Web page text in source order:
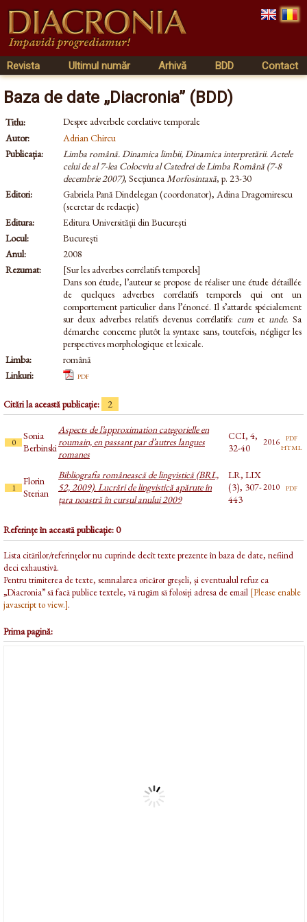
Revista Ultimul număr Arhivă BDD Contact
Baza de date „Diacronia” (BDD)
Titlu:
Despre adverbele corelative temporale
Autor:
Adrian Chircu
Publicația:
Limba română. Dinamica limbii, Dinamica interpretării. Actele
celui de al 7-lea Colocviu al Catedrei de Limba Română (7-8
decembrie 2007), SecțiuneaMorfosintaxă, p. 23-30
Editori:
Gabriela Pană Dindelegan (coordonator), Adina Dragomirescu
(secretar de redacție)
Editura:
Editura Universității din București
Locul:
București
Anul:
2008
Rezumat:
[Sur les adverbes corrélatifs temporels]
Dans son étude, l’auteur se propose de réaliser une étude détaillée
de quelques adverbes corrélatifs temporels qui ont un
comportement particulier dans l’énoncé. Il s’attarde spécialement
sur deux adverbes relatifs devenus corrélatifs: cum et unde. Sa
démarche concerne plutôt la syntaxe sans, toutefois, négliger les
perspectives morphologique et lexicale.
Limba:
română
Linkuri:
pdf
Citări la această publicație: 2
0
Sonia
Berbinski
Aspects de l’approximation categorielle en
roumain, en passant par d’autres langues
romanes
CCI, 4,
32-40
2016 pdf
html
1
Florin
Sterian
Bibliografia românească de lingvistică (BRL,
52, 2009). Lucrări de lingvistică apărute în
țara noastră în cursul anului 2009
LR, LIX
(3), 307-
443
2010 pdf
Referințe în această publicație: 0
Lista citărilor/referințelor nu cuprinde decît texte prezente în baza de date, nefiind
deci exhaustivă.
Pentru trimiterea de texte, semnalarea oricăror greșeli, și eventualul refuz ca
„Diacronia” să facă publice textele, vă rugăm să folosiți adresa de email [Please enable
javascript to view.].
Prima pagină: